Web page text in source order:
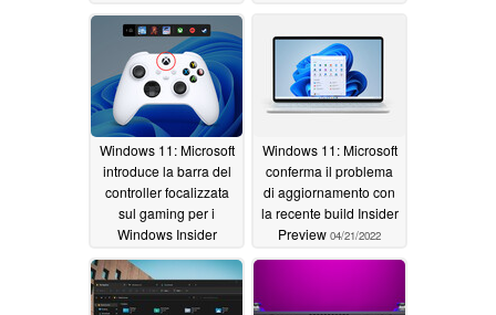
operativo su PC non
supportati06/10/2022
Windows 11: Microsoft
introduce la barra del
controller focalizzata
sul gaming per i
Windows Insider
05/07/2022
Windows 11: Microsoft
conferma il problema
di aggiornamento con
la recente build Insider
Preview 04/21/2022